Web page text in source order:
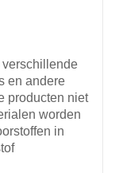
verschillende
en andere
producten niet
worden
in